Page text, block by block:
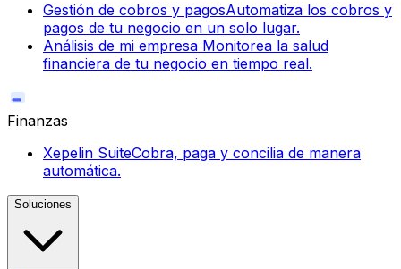
Gestión de cobros y pagosAutomatiza los cobros y
pagos de tu negocio en un solo lugar.
Análisis de mi empresa Monitorea la salud
financiera de tu negocio en tiempo real.
Finanzas
Xepelin SuiteCobra, paga y concilia de manera
automática.
Soluciones